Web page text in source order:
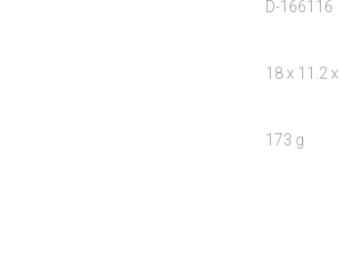
D-166116
18 x 11.2 x
173 g